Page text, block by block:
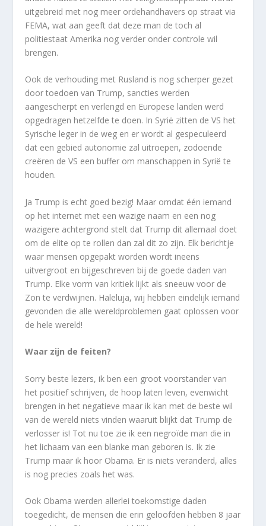
uitgebreid met nog meer ordehandhavers op straat via
FEMA, wat aan geeft dat deze man de toch al
politiestaat Amerika nog verder onder controle wil
brengen.
Ook de verhouding met Rusland is nog scherper gezet
door toedoen van Trump, sancties werden
aangescherpt en verlengd en Europese landen werd
opgedragen hetzelfde te doen. In Syrië zitten de VS het
Syrische leger in de weg en er wordt al gespeculeerd
dat een gebied autonomie zal uitroepen, zodoende
creëren de VS een buffer om manschappen in Syrië te
houden.
Ja Trump is echt goed bezig! Maar omdat één iemand
op het internet met een wazige naam en een nog
wazigere achtergrond stelt dat Trump dit allemaal doet
om de elite op te rollen dan zal dit zo zijn. Elk berichtje
waar mensen opgepakt worden wordt ineens
uitvergroot en bijgeschreven bij de goede daden van
Trump. Elke vorm van kritiek lijkt als sneeuw voor de
Zon te verdwijnen. Haleluja, wij hebben eindelijk iemand
gevonden die alle wereldproblemen gaat oplossen voor
de hele wereld!
Waar zijn de feiten?
Sorry beste lezers, ik ben een groot voorstander van
het positief schrijven, de hoop laten leven, evenwicht
brengen in het negatieve maar ik kan met de beste wil
van de wereld niets vinden waaruit blijkt dat Trump de
verlosser is! Tot nu toe zie ik een negroïde man die in
het lichaam van een blanke man geboren is. Ik zie
Trump maar ik hoor Obama. Er is niets veranderd, alles
is nog precies zoals het was.
Ook Obama werden allerlei toekomstige daden
toegedicht, de mensen die erin geloofden hebben 8 jaar